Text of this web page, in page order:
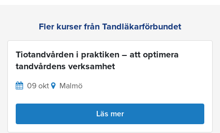
Fler kurser från Tandläkarförbundet
Tiotandvården i praktiken – att optimera
tandvårdens verksamhet
09 okt Malmö
Läs mer